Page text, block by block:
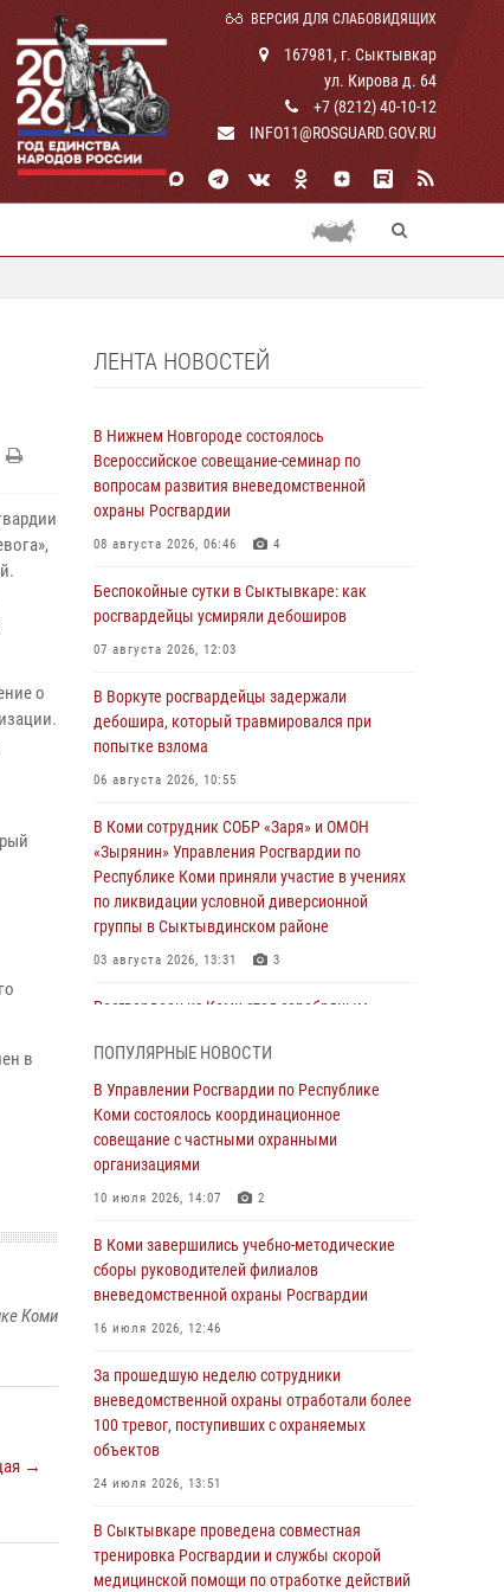
ВЕРСИЯ ДЛЯ СЛАБОВИДЯЩИХ
167981, г. Сыктывкар
ул. Кирова д. 64
+7 (8212) 40-10-12
INFO11@ROSGUARD.GOV.RU
о
в
Коми
→
ЛЕНТА НОВОСТЕЙ
В Нижнем Новгороде состоялось
Всероссийское совещание-семинар по
вопросам развития вневедомственной
охраны Росгвардии
08 августа 2026, 06:46 4
Беспокойные сутки в Сыктывкаре: как
росгвардейцы усмиряли дебоширов
07 августа 2026, 12:03
В Воркуте росгвардейцы задержали
дебошира, который травмировался при
попытке взлома
06 августа 2026, 10:55
В Коми сотрудник СОБР «Заря» и ОМОН
«Зырянин» Управления Росгвардии по
Республике Коми приняли участие в учениях
по ликвидации условной диверсионной
группы в Сыктывдинском районе
03 августа 2026, 13:31 3
Росгвардеец из Коми стал серебряным
Чемпионате Северо-Западного округа
Росгвардии по спортивному самбо
03 августа 2026, 12:07 5
В Коми росгвардейцы информируют граждан
об изменениях в законодательстве в сфере
оружие за нарушения
02 августа 2026, 06:17
сдачи оружия
31 июля 2026, 10:55
Временно исполняющий обязанности
«Орленок»
31 июля 2026, 06:57 8
ПОПУЛЯРНЫЕ НОВОСТИ
В Управлении Росгвардии по Республике
Коми состоялось координационное
совещание с частными охранными
организациями
10 июля 2026, 14:07 2
В Коми завершились учебно-методические
сборы руководителей филиалов
вневедомственной охраны Росгвардии
16 июля 2026, 12:46
За прошедшую неделю сотрудники
вневедомственной охраны отработали более
100 тревог, поступивших с охраняемых
объектов
24 июля 2026, 13:51
В Сыктывкаре проведена совместная
тренировка Росгвардии и службы скорой
медицинской помощи по отработке действий